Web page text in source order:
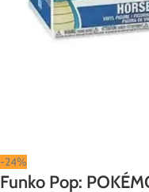
-24%
Funko Pop: